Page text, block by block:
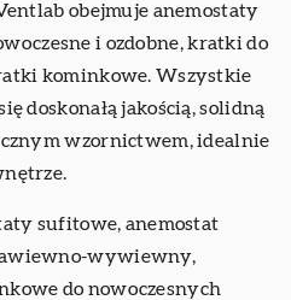
obejmuje anemostaty
i ozdobne, kratki do
kominkowe. Wszystkie
doskonałą jakością, solidną
wzornictwem, idealnie
sufitowe, anemostat
wywiewny,
do nowoczesnych